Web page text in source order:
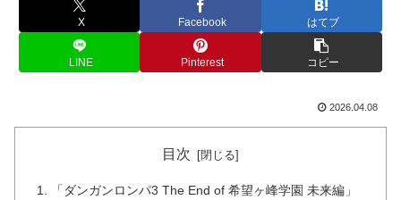
X Facebook はてブ
LINE Pinterest コピー
2026.04.08
目次
「ダンガンロンパ3 The End of 希望ヶ峰学園 未来編」